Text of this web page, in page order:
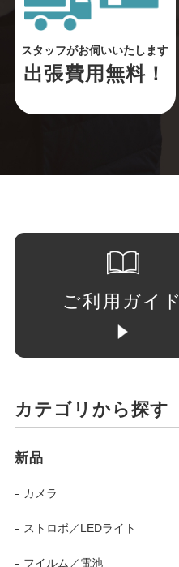
スタッフがお伺いいたします
出張費用無料！
ご利用ガイド
カテゴリから探す
新品
カメラ
ストロボ／LEDライト
フイルム／電池